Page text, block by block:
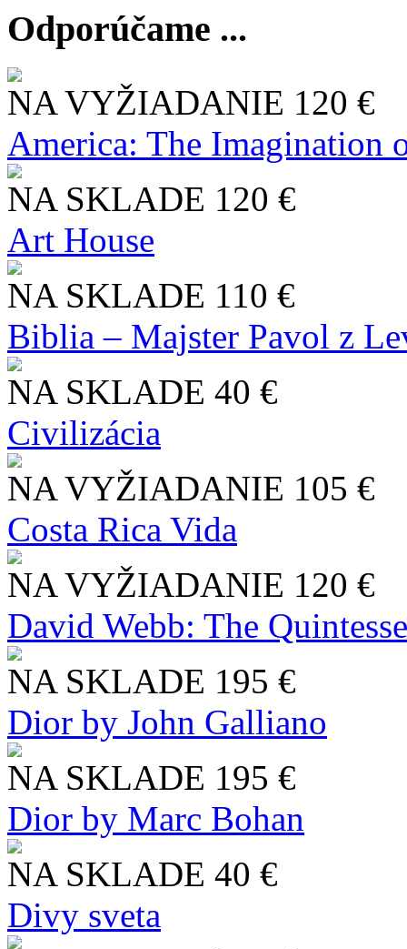
Odporúčame ...
NA VYŽIADANIE 120 €
America: The Imagination
NA SKLADE 120 €
Art House
NA SKLADE 110 €
Biblia – Majster Pavol z
NA SKLADE 40 €
Civilizácia
NA VYŽIADANIE 105 €
Costa Rica Vida
NA VYŽIADANIE 120 €
David Webb: The
NA SKLADE 195 €
Dior by John Galliano
NA SKLADE 195 €
Dior by Marc Bohan
NA SKLADE 40 €
Divy sveta